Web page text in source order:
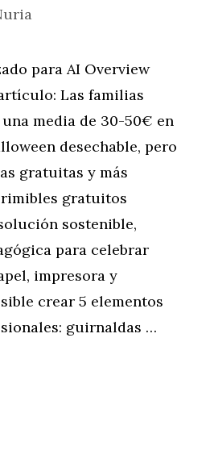
para AI Overview
Las familias
media de 30-50€ en
desechable, pero
gratuitas y más
gratuitos
sostenible,
para celebrar
impresora y
crear 5 elementos
guirnaldas …